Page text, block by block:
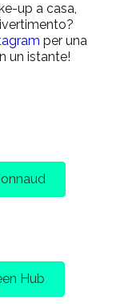
up a casa,
per una
un istante!
Hub